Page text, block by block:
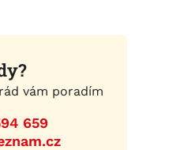
vám poradím
659